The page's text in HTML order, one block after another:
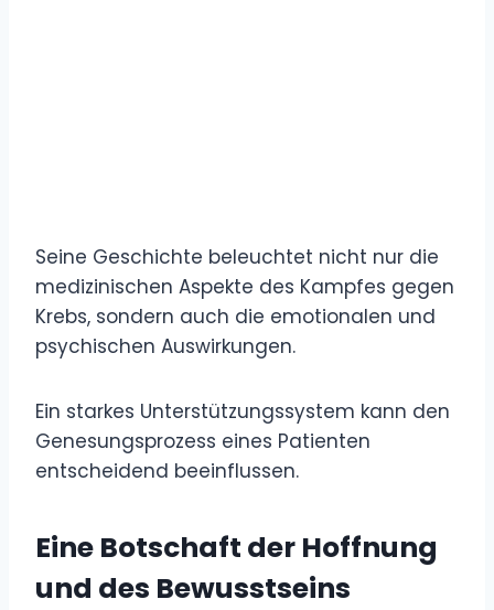
Seine Geschichte beleuchtet nicht nur die
medizinischen Aspekte des Kampfes gegen
Krebs, sondern auch die emotionalen und
psychischen Auswirkungen.
Ein starkes Unterstützungssystem kann den
Genesungsprozess eines Patienten
entscheidend beeinflussen.
Eine Botschaft der Hoffnung
und des Bewusstseins